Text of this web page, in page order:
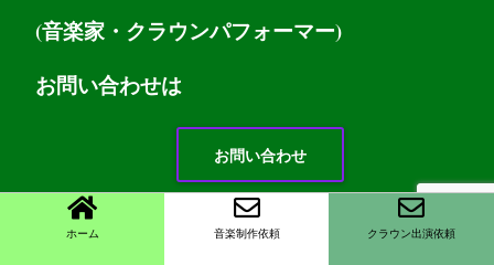
(音楽家・クラウンパフォーマー)
お問い合わせは
お問い合わせ
ホーム 音楽制作依頼 クラウン出演依頼